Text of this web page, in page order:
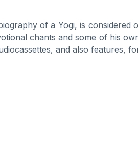
of a Yogi, is
chants and some of his
and also features,